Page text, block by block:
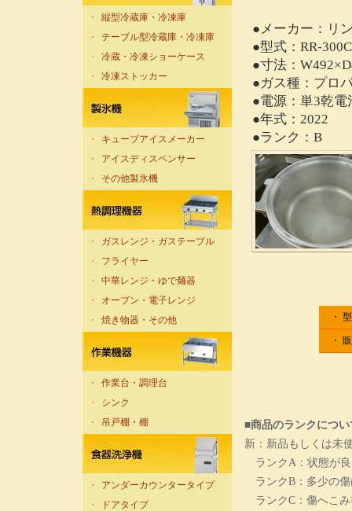
・
縦型冷蔵庫・冷凍庫
・
テーブル型冷蔵庫・冷凍庫
・
冷蔵・冷凍ショーケース
・
冷凍ストッカー
・
キューブアイスメーカー
・
アイスディスペンサー
・
その他製氷機
・
ガスレンジ・ガステーブル
・
フライヤー
・
中華レンジ・ゆで麺器
・
オーブン・電子レンジ
・
焼き物器・その他
・
作業台・調理台
・
シンク
・
吊戸棚・棚
・
アンダーカウンタータイプ
・
ドアタイプ
●メーカー：リ
●型式：RR-
●寸法：
●ガス種：プロ
●電源：単3乾電
●年式：2022
●ランク：B
・
・
■商品のランクについ
新：新品もしくは未
ランクA：状態が
ランクB：多少の傷
ランクC：傷へこ